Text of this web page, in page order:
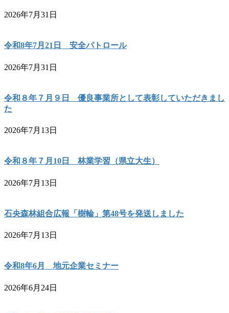
2026年7月31日
令和8年7月21日 安全パトロール
2026年7月31日
令和８年７月９日 優良事業所として表彰していただきまし
た
2026年7月13日
令和８年７月10日 林業学習（県立大生）
2026年7月13日
石央森林組合広報「樹輪」第48号を発送しました
2026年7月13日
令和8年6月 地元企業セミナー
2026年6月24日